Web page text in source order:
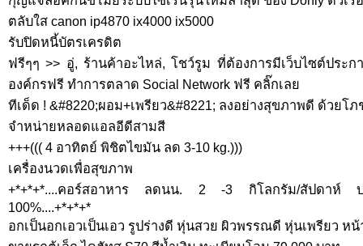
ตลับใส canon ip4870 ix4000 ix5000
รับปิดหนี้บัตรเครดิต
ฟรีๆๆ >> อู่, ร้านค้าอะไหล่, โชว์รูม ที่ต้องการมีเว็บไซต์ประ
องค์กรฟรี ทำการตลาด Social Network ฟรี คลิ๊กเลย
ทีเด็ด ! &#8220;ผอม+เพรียว&#8221; ลงอย่างสุขภาพดี ด้วยโภ
จำหน่ายหลอดแอลอีดีสามสี
+++((( 4 อาทิตย์ พิชิตไขมัน ลด 3-10 kg.)))
เครื่องนวดเพื่อสุขภาพ
+*+*+*....คอร์สอาหาร ลดนน. 2 -3 กิโลกรัม/สัปดาห์ บ
100%....+*+*+*
อกเป็นอกเอวเป็นเอว รูปร่างดี หุ่นสวย ผิวพรรณดี หุ่นเพรียว ห